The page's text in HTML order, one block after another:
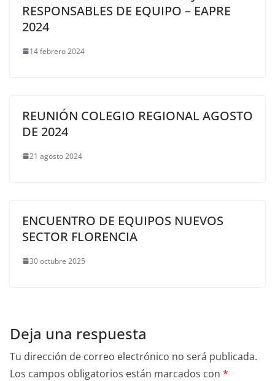
RESPONSABLES DE EQUIPO – EAPRE
2024
14 febrero 2024
REUNIÓN COLEGIO REGIONAL AGOSTO
DE 2024
21 agosto 2024
ENCUENTRO DE EQUIPOS NUEVOS
SECTOR FLORENCIA
30 octubre 2025
Deja una respuesta
Tu dirección de correo electrónico no será publicada.
Los campos obligatorios están marcados con *